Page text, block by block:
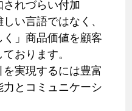
れづらい付加
い言語ではなく、
く」商品価値を顧客
おります。
実現するには豊富
とコミュニケーシ